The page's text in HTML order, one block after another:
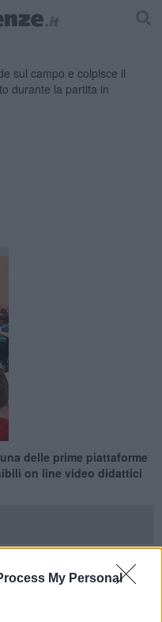
My Personal
delle prime piattaforme
on line video didattici
riguardano tutta la